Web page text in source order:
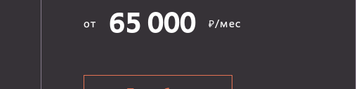
от 65 000 ₽/мес